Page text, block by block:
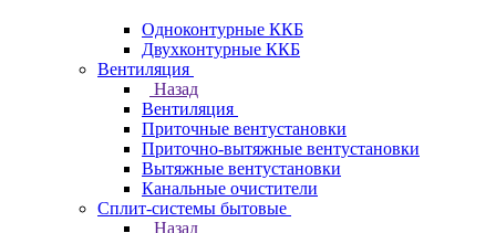
Одноконтурные ККБ
Двухконтурные ККБ
Вентиляция
Назад
Вентиляция
Приточные вентустановки
Приточно-вытяжные вентустановки
Вытяжные вентустановки
Канальные очистители
Сплит-системы бытовые
Назад